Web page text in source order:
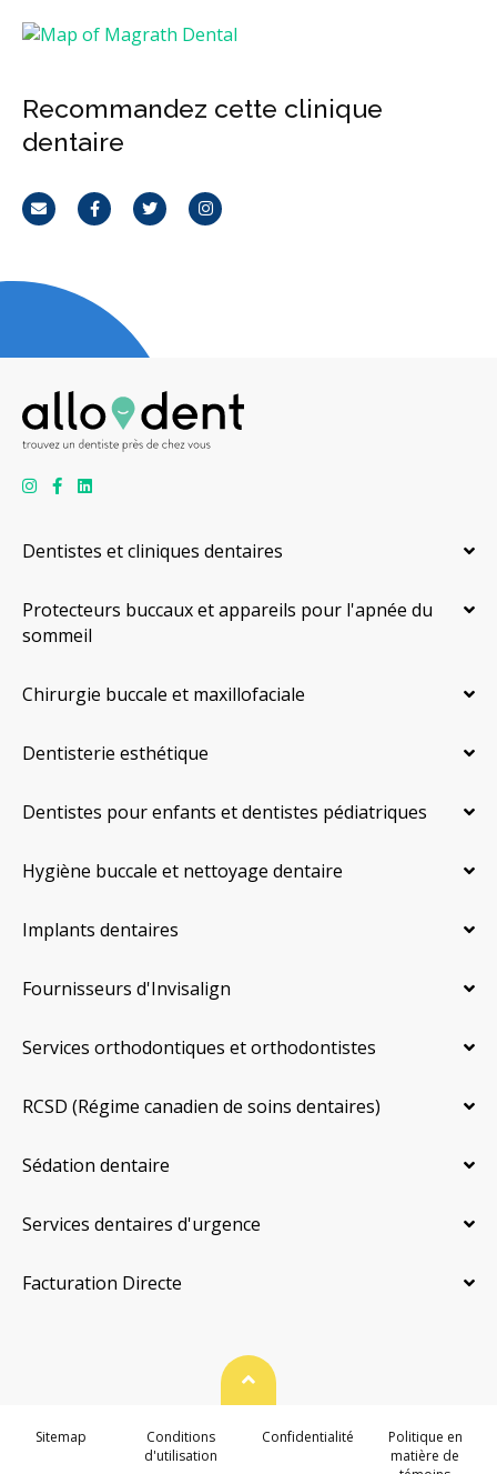
Recommandez cette clinique
dentaire
CourrielFacebookTwitterInstagram
Dentistes et cliniques dentaires
Protecteurs buccaux et appareils pour l'apnée du
sommeil
Chirurgie buccale et maxillofaciale
Dentisterie esthétique
Dentistes pour enfants et dentistes pédiatriques
Hygiène buccale et nettoyage dentaire
Implants dentaires
Fournisseurs d'Invisalign
Services orthodontiques et orthodontistes
RCSD (Régime canadien de soins dentaires)
Sédation dentaire
Services dentaires d'urgence
Facturation Directe
Haut de page
Sitemap
Conditions
d'utilisation
Confidentialité
Politique en
matière de